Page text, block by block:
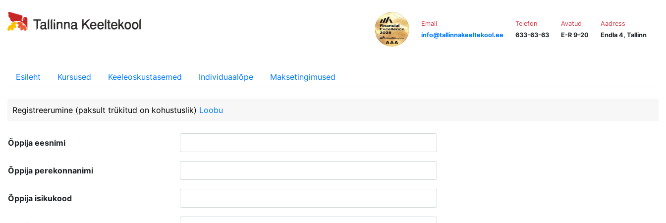
Email
info@tallinnakeeltekool.ee
Telefon
633-63-63
Avatud
E-R 9–20
Aadress
Endla 4, Tallinn
Esileht Kursused Keeleoskustasemed Individuaalõpe Maksetingimused
Registreerumine (paksult trükitud on kohustuslik) Loobu
Õppija eesnimi
Õppija perekonnanimi
Õppija isikukood